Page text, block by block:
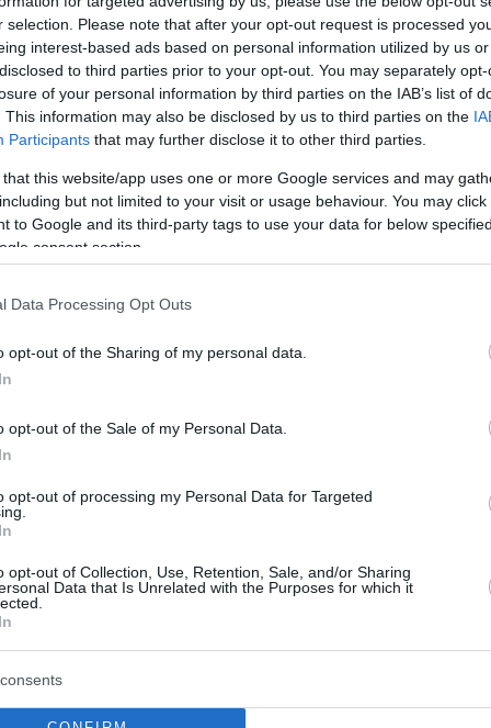
selection. Please note that after your opt-out request is processed
interest-based ads based on personal information utilized by us
to third parties prior to your opt-out. You may separately
of your personal information by third parties on the IAB’s list of
This information may also be disclosed by us to third parties on the
Participants that may further disclose it to other third parties.
that this website/app uses one or more Google services and may
but not limited to your visit or usage behaviour. You may
to Google and its third-party tags to use your data for below
consent section.
Data Processing Opt Outs
opt-out of the Sharing of my personal data.
opt-out of the Sale of my Personal Data.
opt-out of processing my Personal Data for Targeted
opt-out of Collection, Use, Retention, Sale, and/or Sharing
Data that Is Unrelated with the Purposes for which it
Ταμπόρδα και Πάντοβιτς
και ο Πελίστρι τέθηκε εκτός για τον αγώνα με την
Στο «τριφύλλι» και με
ο Πάντοβιτς
είναι επισήμως παίκτης του Παναθηναϊκού, με
ΠΑΕ να ανακοινώνει την απόκτησή του για τα
Αθήνα για τον Παναθηναϊκό
Πάντοβιτς: «Νιώθω τιμή που
έχω μεγάλους στόχους»
φορ θα περάσει τις απαραίτητες ιατρικές
θα υπογράψει το νέο του συμβόλαιο με το
για Πάντοβιτς ο